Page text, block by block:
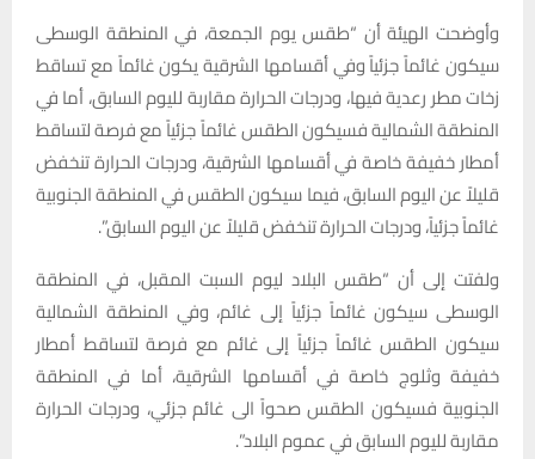
وأوضحت الهيئة أن “طقس يوم الجمعة، في المنطقة الوسطى
سيكون غائماً جزئياً وفي أقسامها الشرقية يكون غائماً مع تساقط
زخات مطر رعدية فيها، ودرجات الحرارة مقاربة لليوم السابق، أما في
المنطقة الشمالية فسيكون الطقس غائماً جزئياً مع فرصة لتساقط
أمطار خفيفة خاصة في أقسامها الشرقية، ودرجات الحرارة تنخفض
قليلاً عن اليوم السابق، فيما سيكون الطقس في المنطقة الجنوبية
غائماً جزئياً، ودرجات الحرارة تنخفض قليلاً عن اليوم السابق”.
ولفتت إلى أن “طقس البلاد ليوم السبت المقبل، في المنطقة
الوسطى سيكون غائماً جزئياً إلى غائم، وفي المنطقة الشمالية
سيكون الطقس غائماً جزئياً إلى غائم مع فرصة لتساقط أمطار
خفيفة وثلوج خاصة في أقسامها الشرقية، أما في المنطقة
الجنوبية فسيكون الطقس صحواً الى غائم جزئي، ودرجات الحرارة
مقاربة لليوم السابق في عموم البلاد”.